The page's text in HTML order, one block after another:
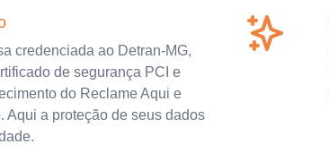
credenciada ao Detran-MG,
de segurança PCI e
do Reclame Aqui e
Aqui a proteção de seus dados